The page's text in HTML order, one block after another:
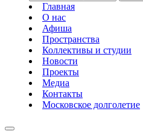
Главная
О нас
Афиша
Пространства
Коллективы и студии
Новости
Проекты
Медиа
Контакты
Московское долголетие